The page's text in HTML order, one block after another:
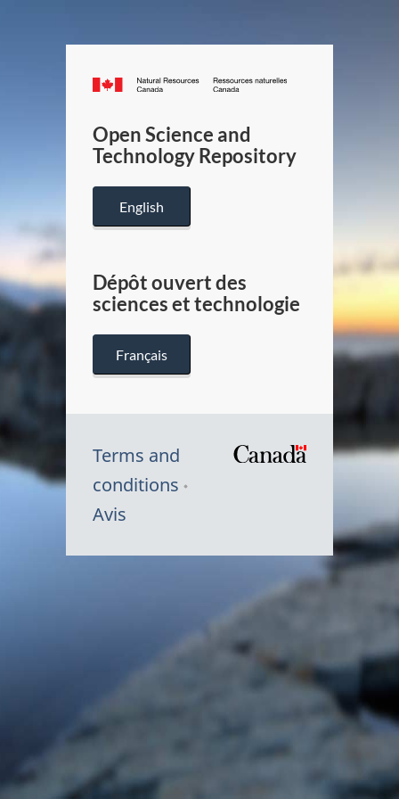
Canada.ca
/
Canada
Open Science and
Technology Repository
English
Dépôt ouvert des
sciences et technologie
Français
Terms and
conditions
Avis
du